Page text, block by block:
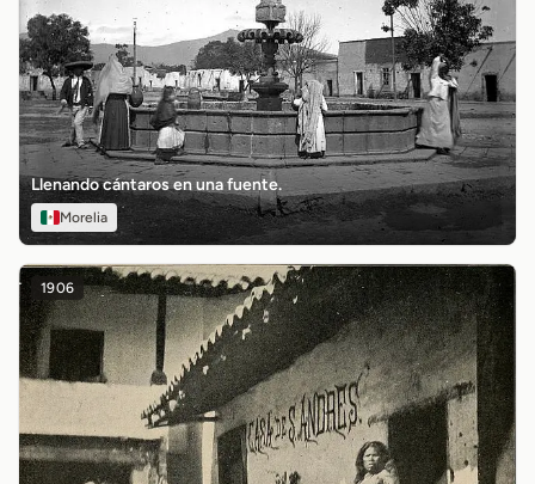
Llenando cántaros en una fuente.
Morelia
1906